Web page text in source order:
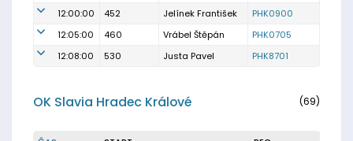
12:00:00
452 Jelínek František
PHK0900
12:05:00
460 Vrábel Štěpán
PHK0705
12:08:00
530 Justa Pavel PHK8701
OK Slavia Hradec Králové (69)